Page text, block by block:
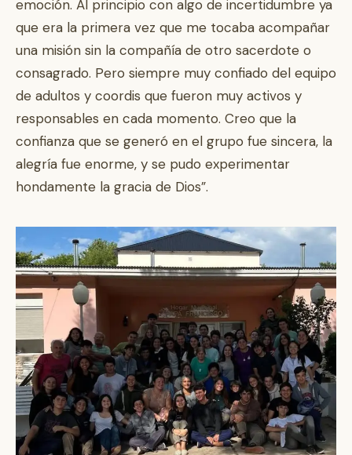
emoción. Al principio con algo de incertidumbre ya
que era la primera vez que me tocaba acompañar
una misión sin la compañía de otro sacerdote o
consagrado. Pero siempre muy confiado del equipo
de adultos y coordis que fueron muy activos y
responsables en cada momento. Creo que la
confianza que se generó en el grupo fue sincera, la
alegría fue enorme, y se pudo experimentar
hondamente la gracia de Dios”.